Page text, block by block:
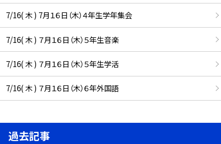
7/16( 木 ) 7月１６日（木）４年生学年集会
7/16( 木 ) ７月１６日（木）５年生音楽
7/16( 木 ) ７月１６日（木）５年生学活
7/16( 木 ) ７月１６日（木）６年外国語
過去記事